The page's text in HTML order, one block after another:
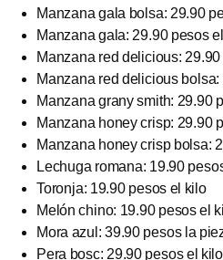
Manzana gala bolsa: 29.90
Manzana gala: 29.90 pesos
Manzana red delicious:
Manzana red delicious
Manzana grany smith: 29.90
Manzana honey crisp: 29.90
Manzana honey crisp bolsa:
Lechuga romana: 19.90
Toronja: 19.90 pesos el kilo
Melón chino: 19.90 pesos el
Mora azul: 39.90 pesos la
Pera bosc: 29.90 pesos el kilo